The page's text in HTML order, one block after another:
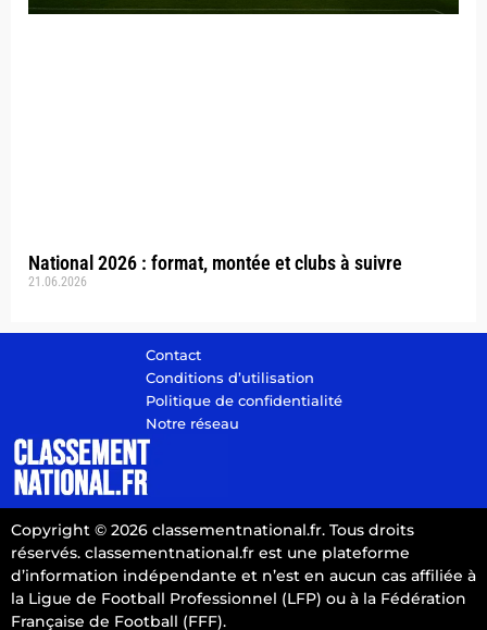
National 2026 : format, montée et clubs à suivre
21.06.2026
Contact
Conditions d’utilisation
Politique de confidentialité
Notre réseau
Copyright © 2026 classementnational.fr. Tous droits
réservés. classementnational.fr est une plateforme
d’information indépendante et n’est en aucun cas affiliée à
la Ligue de Football Professionnel (LFP) ou à la Fédération
Française de Football (FFF).